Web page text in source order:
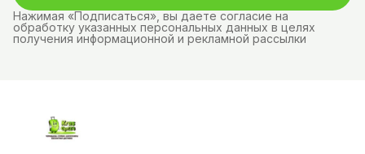
Нажимая «Подписаться», вы даете согласие на
обработку указанных персональных данных в целях
получения информационной и рекламной рассылки